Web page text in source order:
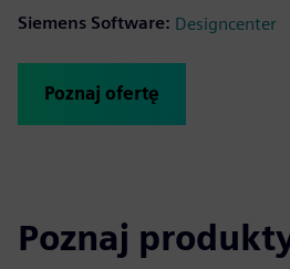
Siemens Software: Designcenter
Poznaj ofertę
Poznaj